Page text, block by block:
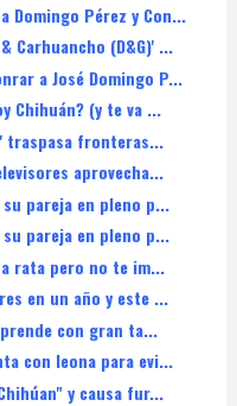
Domingo Pérez y Con...
Carhuancho (D&G)' ...
a José Domingo P...
Chihuán? (y te va ...
traspasa fronteras...
aprovecha...
pareja en pleno p...
pareja en pleno p...
rata pero no te im...
en un año y este ...
con gran ta...
con leona para evi...
y causa fur...